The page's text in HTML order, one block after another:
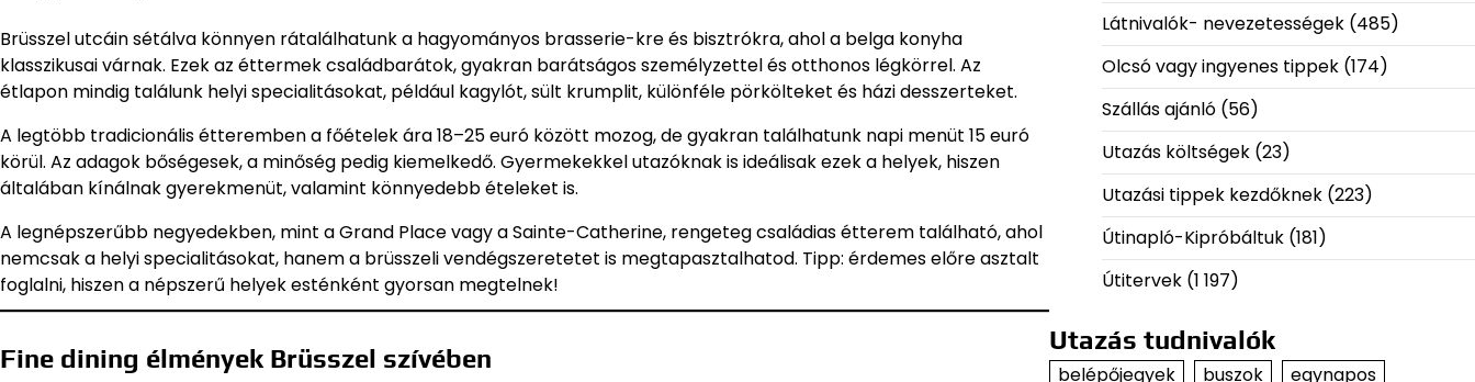
Brüsszel utcáin sétálva könnyen rátalálhatunk a hagyományos brasserie-kre és bisztrókra, ahol a belga konyha
klasszikusai várnak. Ezek az éttermek családbarátok, gyakran barátságos személyzettel és otthonos légkörrel. Az
étlapon mindig találunk helyi specialitásokat, például kagylót, sült krumplit, különféle pörkölteket és házi desszerteket.
A legtöbb tradicionális étteremben a főételek ára 18–25 euró között mozog, de gyakran találhatunk napi menüt 15 euró
körül. Az adagok bőségesek, a minőség pedig kiemelkedő. Gyermekekkel utazóknak is ideálisak ezek a helyek, hiszen
általában kínálnak gyerekmenüt, valamint könnyedebb ételeket is.
A legnépszerűbb negyedekben, mint a Grand Place vagy a Sainte-Catherine, rengeteg családias étterem található, ahol
nemcsak a helyi specialitásokat, hanem a brüsszeli vendégszeretetet is megtapasztalhatod. Tipp: érdemes előre asztalt
foglalni, hiszen a népszerű helyek esténként gyorsan megtelnek!
Fine dining élmények Brüsszel szívében
Látnivalók- nevezetességek(485)
Olcsó vagy ingyenes tippek(174)
Szállás ajánló(56)
Utazás költségek(23)
Utazási tippek kezdőknek(223)
Útinapló-Kipróbáltuk(181)
Útitervek(1 197)
Utazás tudnivalók
belépőjegyek buszok egynapos